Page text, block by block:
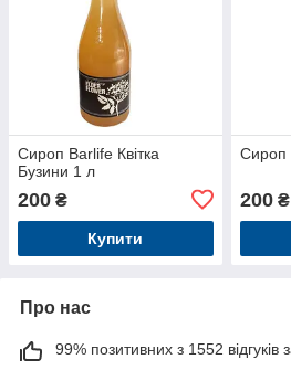
Сироп Barlife Квітка
Бузини 1 л
200 ₴
Купити
Сироп
200₴
Про нас
99% позитивних з 1552 відгуків